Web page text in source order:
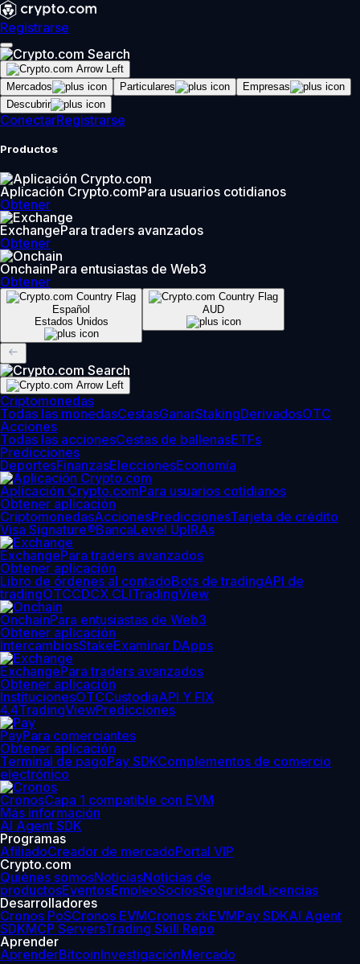
Registrarse
Mercados Particulares
Empresas
Descubrir
ConectarRegistrarse
Productos
Aplicación Crypto.comPara usuarios cotidianos
Obtener
ExchangePara traders avanzados
Obtener
OnchainPara entusiastas de Web3
Obtener
Español
Estados Unidos
AUD
Criptomonedas
Todas las monedasCestasGanarStakingDerivadosOTC
Acciones
Todas las accionesCestas de ballenasETFs
Predicciones
DeportesFinanzasEleccionesEconomía
Aplicación Crypto.comPara usuarios cotidianos
Obtener aplicación
CriptomonedasAccionesPrediccionesTarjeta de crédito
Visa Signature®BancaLevel UpIRAs
ExchangePara traders avanzados
Obtener aplicación
Libro de órdenes al contadoBots de tradingAPI de
tradingOTCCDCX CLITradingView
OnchainPara entusiastas de Web3
Obtener aplicación
IntercambiosStakeExaminar DApps
ExchangePara traders avanzados
Obtener aplicación
InstitucionesOTCCustodiaAPI Y FIX
4.4TradingViewPredicciones
PayPara comerciantes
Obtener aplicación
Terminal de pagoPay SDKComplementos de comercio
electrónico
CronosCapa 1 compatible con EVM
Más información
AI Agent SDK
Programas
AfiliadoCreador de mercadoPortal VIP
Crypto.com
Quiénes somosNoticiasNoticias de
productosEventosEmpleoSociosSeguridadLicencias
Desarrolladores
Cronos PoSCronos EVMCronos zkEVMPay SDKAI Agent
SDKMCP ServersTrading Skill Repo
Aprender
AprenderBitcoinInvestigaciónMercado